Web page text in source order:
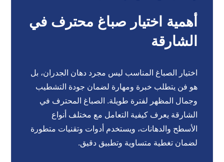
أهمية اختيار صباغ محترف في
الشارقة
اختيار الصباغ المناسب ليس مجرد دهان الجدران، بل
هو فن يتطلب خبرة ومهارة لضمان جودة التشطيب
وجمال المظهر لفترة طويلة. الصباغ المحترف في
الشارقة يعرف كيفية التعامل مع مختلف أنواع
الأسطح والدهانات، ويستخدم أدوات وتقنيات متطورة
لضمان تغطية متساوية وتطبيق دقيق.